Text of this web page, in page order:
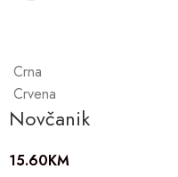
Crna
Crvena
Novčanik
15.60KM